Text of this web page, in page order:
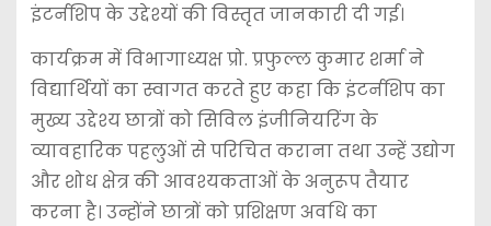
इंटर्नशिप के उद्देश्यों की विस्तृत जानकारी दी गई।
कार्यक्रम में विभागाध्यक्ष प्रो. प्रफुल्ल कुमार शर्मा ने
विद्यार्थियों का स्वागत करते हुए कहा कि इंटर्नशिप का
मुख्य उद्देश्य छात्रों को सिविल इंजीनियरिंग के
व्यावहारिक पहलुओं से परिचित कराना तथा उन्हें उद्योग
और शोध क्षेत्र की आवश्यकताओं के अनुरूप तैयार
करना है। उन्होंने छात्रों को प्रशिक्षण अवधि का